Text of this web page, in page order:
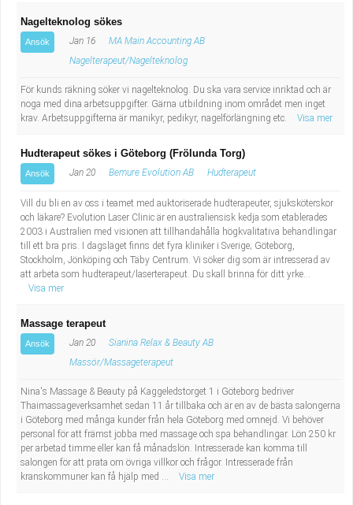
Nagelteknolog sökes
Ansök Jan 16
MA Main Accounting AB
Nagelterapeut/Nagelteknolog
För kunds räkning söker vi nagelteknolog. Du ska vara service inriktad och är
noga med dina arbetsuppgifter. Gärna utbildning inom området men inget
krav. Arbetsuppgifterna är manikyr, pedikyr, nagelförlängning etc.
Visa mer
Hudterapeut sökes i Göteborg (Frölunda Torg)
Ansök Jan 20 Bemure Evolution AB Hudterapeut
Vill du bli en av oss i teamet med auktoriserade hudterapeuter, sjuksköterskor
och läkare? Evolution Laser Clinic är en australiensisk kedja som etablerades
2003 i Australien med visionen att tillhandahålla högkvalitativa behandlingar
till ett bra pris. I dagsläget finns det fyra kliniker i Sverige; Göteborg,
Stockholm, Jönköping och Täby Centrum. Vi söker dig som är intresserad av
att arbeta som hudterapeut/laserterapeut. Du skall brinna för ditt yrke...
Visa mer
Massage terapeut
Ansök Jan 20
Sianina Relax & Beauty AB
Massör/Massageterapeut
Nina's Massage & Beauty på Kaggeledstorget 1 i Göteborg bedriver
Thaimassageverksamhet sedan 11 år tillbaka och är en av de bästa salongerna
i Göteborg med många kunder från hela Göteborg med omnejd. Vi behöver
personal för att främst jobba med massage och spa behandlingar. Lön 250 kr
per arbetad timme eller kan få månadslön. Intresserade kan komma till
salongen för att prata om övriga villkor och frågor. Intresserade från
kranskommuner kan få hjälp med ...
Visa mer